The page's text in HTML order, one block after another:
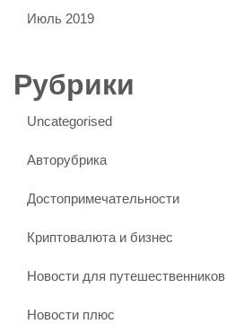
Июль 2019
Рубрики
Uncategorised
Авторубрика
Достопримечательности
Криптовалюта и бизнес
Новости для путешественников
Новости плюс